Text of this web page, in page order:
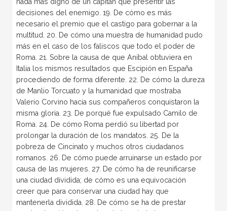
decisiones del enemigo. 19. De cómo es más
necesario el premio que el castigo para gobernar a la
multitud. 20. De cómo una muestra de humanidad pudo
más en el caso de los faliscos que todo el poder de
Roma. 21. Sobre la causa de que Aníbal obtuviera en
Italia los mismos resultados que Escipión en España
procediendo de forma diferente. 22. De cómo la dureza
de Manlio Torcuato y la humanidad que mostraba
Valerio Corvino hacia sus compañeros conquistaron la
misma gloria. 23. De porqué fue expulsado Camilo de
Roma. 24. De cómo Roma perdió su libertad por
prolongar la duración de los mandatos. 25. De la
pobreza de Cincinato y muchos otros ciudadanos
romanos. 26. De cómo puede arruinarse un estado por
causa de las mujeres. 27. De cómo ha de reunificarse
una ciudad dividida; de cómo es una equivocación
creer que para conservar una ciudad hay que
mantenerla dividida. 28. De cómo se ha de prestar